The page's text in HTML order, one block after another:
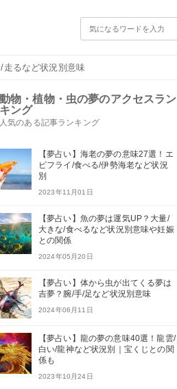
走るなど状況別意味
動物・植物・虫の夢のアクセスラン
キング
人気のある記事ランキング
【夢占い】海老の夢の意味27選！エ
ビフライ/食べる/伊勢海老など状況
別
2023年11月01日
【夢占い】魚の夢は運気UP？大量/
大きな/食べるなど状況別意味や妊娠
との関係
2024年05月20日
【夢占い】体から虫が出てくる夢は
吉夢？腕/手/足など状況別意味
2024年06月11日
【夢占い】龍の夢の意味40選！龍雲/
白い/龍神など状況別｜宝くじとの関
係も
2023年10月24日